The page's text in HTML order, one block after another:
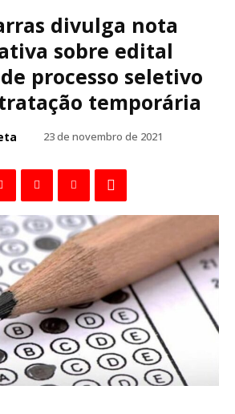
divulga nota
sobre edital
processo seletivo
temporária
23 de novembro de 2021